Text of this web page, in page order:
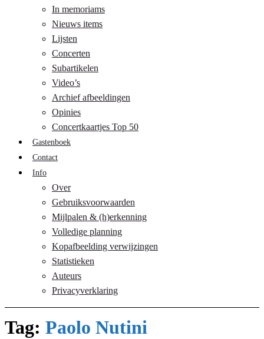
In memoriams
Nieuws items
Lijsten
Concerten
Subartikelen
Video’s
Archief afbeeldingen
Opinies
Concertkaartjes Top 50
Gastenboek
Contact
Info
Over
Gebruiksvoorwaarden
Mijlpalen & (h)erkenning
Volledige planning
Kopafbeelding verwijzingen
Statistieken
Auteurs
Privacyverklaring
Tag: Paolo Nutini